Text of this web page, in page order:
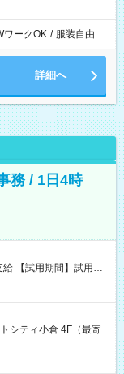
ワークOK / 服装自由
詳細へ
務 / 1日4時
期
給与は本採用時と同
シティ小倉 4F（最寄